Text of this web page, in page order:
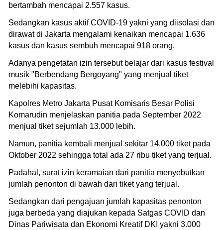
bertambah mencapai 2.557 kasus.
Sedangkan kasus aktif COVID-19 yakni yang diisolasi dan
dirawat di Jakarta mengalami kenaikan mencapai 1.636
kasus dan kasus sembuh mencapai 918 orang.
Adanya pengetatan izin tersebut belajar dari kasus festival
musik "Berbendang Bergoyang" yang menjual tiket
melebihi kapasitas.
Kapolres Metro Jakarta Pusat Komisaris Besar Polisi
Komarudin menjelaskan panitia pada September 2022
menjual tiket sejumlah 13.000 lebih.
Namun, panitia kembali menjual sekitar 14.000 tiket pada
Oktober 2022 sehingga total ada 27 ribu tiket yang terjual.
Padahal, surat izin keramaian dari panitia menyebutkan
jumlah penonton di bawah dari tiket yang terjual.
Sedangkan dari pengajuan jumlah kapasitas penonton
juga berbeda yang diajukan kepada Satgas COVID dan
Dinas Pariwisata dan Ekonomi Kreatif DKI yakni 3.000